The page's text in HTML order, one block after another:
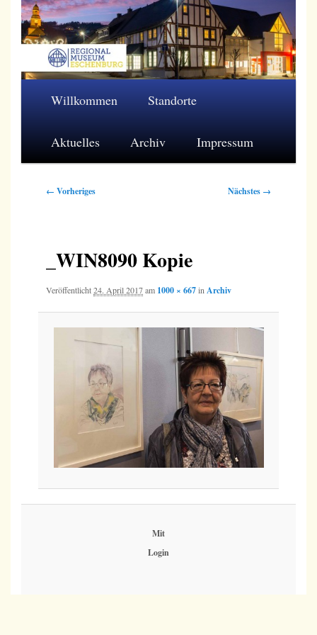
Zum
primären
Inhalt
Regionalmuseum Eschenburg e.V.
Willkommen Standorte
Aktuelles Archiv Impressum
Bilder-
← Vorheriges Nächstes →
_WIN8090 Kopie
Veröffentlicht24. April 2017am 1000 × 667in Archiv
Mit
Login